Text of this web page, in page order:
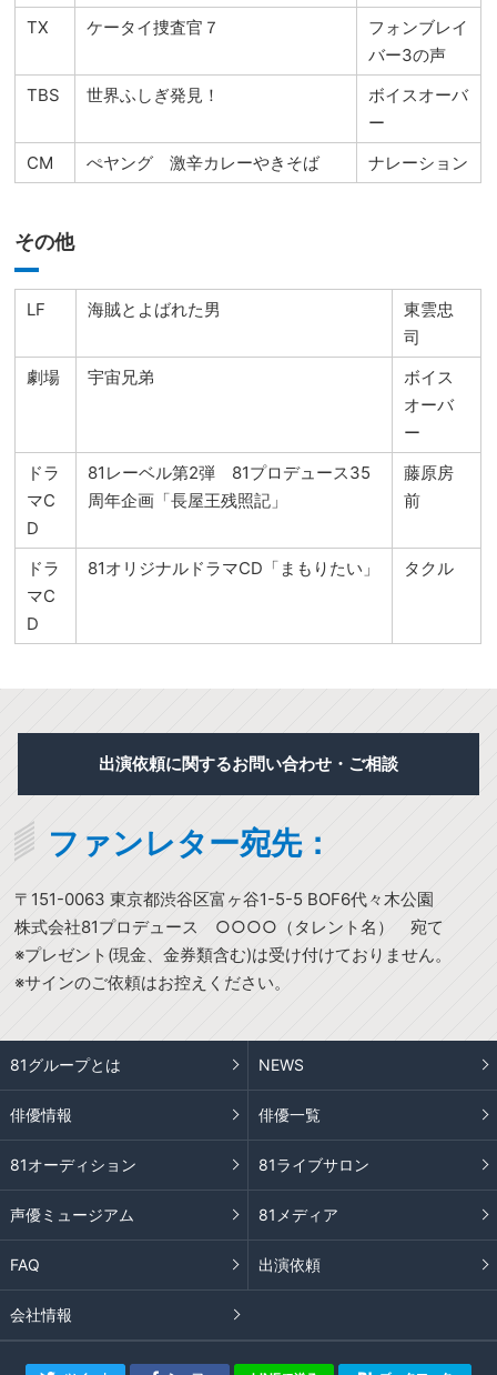
TX
ケータイ捜査官７
フォンブレイ
バー3の声
TBS
世界ふしぎ発見！
ボイスオーバ
ー
CM
ぺヤング 激辛カレーやきそば ナレーション
その他
LF 海賊とよばれた男
東雲忠
司
劇場
宇宙兄弟
ボイス
オーバ
ー
ドラ
マC
D
81レーベル第2弾 81プロデュース35
周年企画「長屋王残照記」
藤原房
前
ドラ
マC
D
81オリジナルドラマCD「まもりたい」 タクル
出演依頼に関するお問い合わせ・ご相談
ファンレター宛先：
〒151-0063 東京都渋谷区富ヶ谷1-5-5 BOF6代々木公園
株式会社81プロデュース ○○○○（タレント名） 宛て
※プレゼント(現金、金券類含む)は受け付けておりません。
※サインのご依頼はお控えください。
81グループとは NEWS
俳優情報 俳優一覧
81オーディション 81ライブサロン
声優ミュージアム 81メディア
FAQ 出演依頼
会社情報